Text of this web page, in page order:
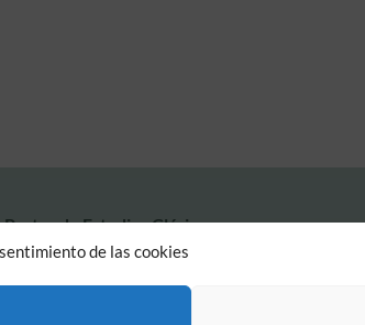
de las cookies
de Estudios Clásicos
107. Madrid, 28006.